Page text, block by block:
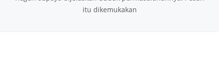
itu dikemukakan